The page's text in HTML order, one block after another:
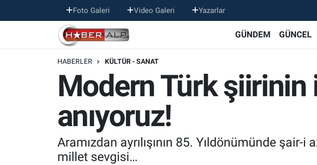
Foto Galeri Video Galeri Yazarlar
GÜNDEM GÜNCEL
HABERLER KÜLTÜR - SANAT
Modern Türk
anıyoruz!
Aramızdan ayrılışının 85. Yıldönümünde
millet sevgisi…
Nöbetçi Eczaneler
Hava Durumu
Trafik Durumu
Süper Lig Puan Durumu ve Fikstür
Tüm Manşetler